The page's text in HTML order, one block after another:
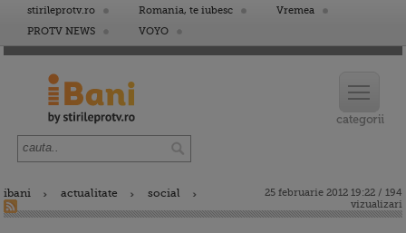
stirileprotv.ro Romania, te iubesc
Vremea
PROTV NEWS
VOYO
ibani actualitate social
25 februarie 2012 19:22 / 194
vizualizari